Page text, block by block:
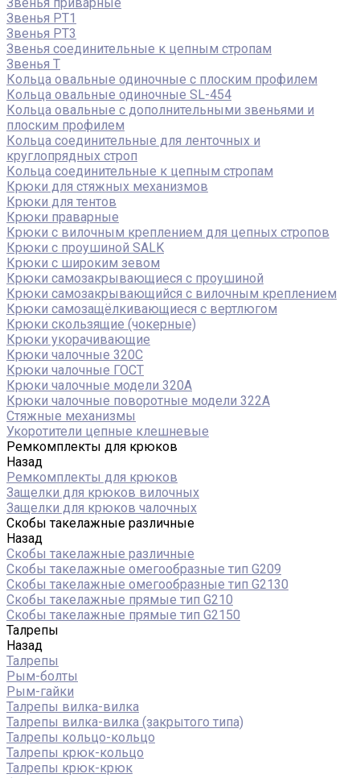
Звенья РТ1
Звенья РТ3
Звенья соединительные к цепным стропам
Звенья Т
Кольца овальные одиночные c плоским профилем
Кольца овальные одиночные SL-454
Кольца овальные с дополнительными звеньями и
плоским профилем
Кольца соединительные для ленточных и
круглопрядных строп
Кольца соединительные к цепным стропам
Крюки для стяжных механизмов
Крюки для тентов
Крюки праварные
Крюки с вилочным креплением для цепных стропов
Крюки с проушиной SALK
Крюки с широким зевом
Крюки самозакрывающиеся с проушиной
Крюки самозакрывающийся с вилочным креплением
Крюки самозащёлкивающиеся с вертлюгом
Крюки скользящие (чокерные)
Крюки укорачивающие
Крюки чалочные 320C
Крюки чалочные ГОСТ
Крюки чалочные модели 320А
Крюки чалочные поворотные модели 322А
Стяжные механизмы
Укоротители цепные клешневые
Ремкомплекты для крюков
Назад
Ремкомплекты для крюков
Защелки для крюков вилочных
Защелки для крюков чалочных
Скобы такелажные различные
Назад
Скобы такелажные различные
Скобы такелажные омегообразные тип G209
Скобы такелажные омегообразные тип G2130
Скобы такелажные прямые тип G210
Скобы такелажные прямые тип G2150
Талрепы
Назад
Талрепы
Рым-болты
Рым-гайки
Талрепы вилка-вилка
Талрепы вилка-вилка (закрытого типа)
Талрепы кольцо-кольцо
Талрепы крюк-кольцо
Талрепы крюк-крюк